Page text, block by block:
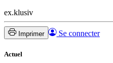
ex.klusiv
Imprimer Se connecter
Actuel